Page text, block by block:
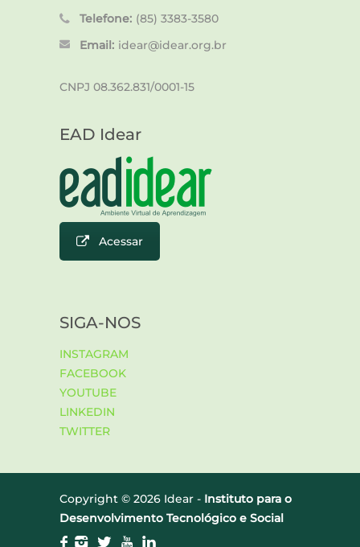
Telefone: (85) 3383-3580
Email: idear@idear.org.br
CNPJ 08.362.831/0001-15
EAD Idear
Acessar
SIGA-NOS
INSTAGRAM
FACEBOOK
YOUTUBE
LINKEDIN
TWITTER
Copyright © 2026 Idear - Instituto para o
Desenvolvimento Tecnológico e Social